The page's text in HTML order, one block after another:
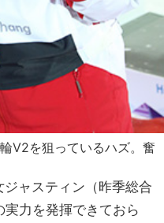
V2を狙っているハズ。奮
ャスティン（昨季総合
力を発揮できておら